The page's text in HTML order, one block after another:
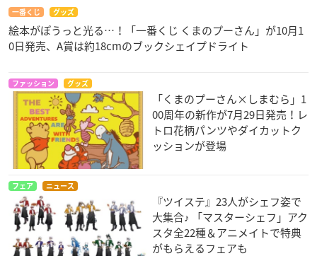
一番くじ グッズ
絵本がぽうっと光る…！「一番くじ くまのプーさん」が10月1
0日発売、A賞は約18cmのブックシェイプドライト
ファッション グッズ
「くまのプーさん×しまむら」1
00周年の新作が7月29日発売！レ
トロ花柄パンツやダイカットク
ッションが登場
フェア ニュース
『ツイステ』23人がシェフ姿で
大集合♪ 「マスターシェフ」アク
スタ全22種＆アニメイトで特典
がもらえるフェアも